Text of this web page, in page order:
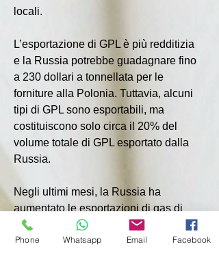
locali.
L’esportazione di GPL è più redditizia
e la Russia potrebbe guadagnare fino
a 230 dollari a tonnellata per le
forniture alla Polonia. Tuttavia, alcuni
tipi di GPL sono esportabili, ma
costituiscono solo circa il 20% del
volume totale di GPL esportato dalla
Russia.
Negli ultimi mesi, la Russia ha
aumentato le esportazioni di gas di
petrolio liquefatto verso Cina,
Mongolia, Armenia, Georgia e
Phone Whatsapp Email Facebook